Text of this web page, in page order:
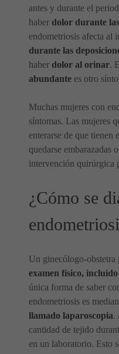
antes y durante el
haber dolor durante
endometriosis afecta al
durante las
haber dolor al orinar.
abundante es otro
Muchas mujeres con
síntomas. Las mujeres
enterarse de que tienen
quedarse embarazadas
intervención quirúrgica
¿Cómo se
Un ginecólogo-obstetra
examen físico,
única forma de saber
endometriosis es
llamado laparoscopia.
cantidad de tejido
en un laboratorio. Esto